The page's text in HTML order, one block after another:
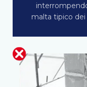
malta tipico